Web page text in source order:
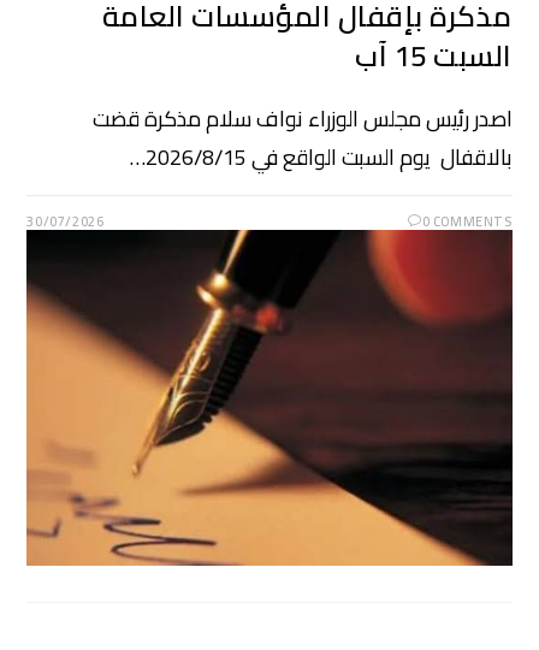
مذكرة بإقفال المؤسسات العامة
السبت 15 آب
اصدر رئيس مجلس الوزراء نواف سلام مذكرة قضت
بالاقفال يوم السبت الواقع في 2026/8/15…
0 COMMENTS
30/07/2026